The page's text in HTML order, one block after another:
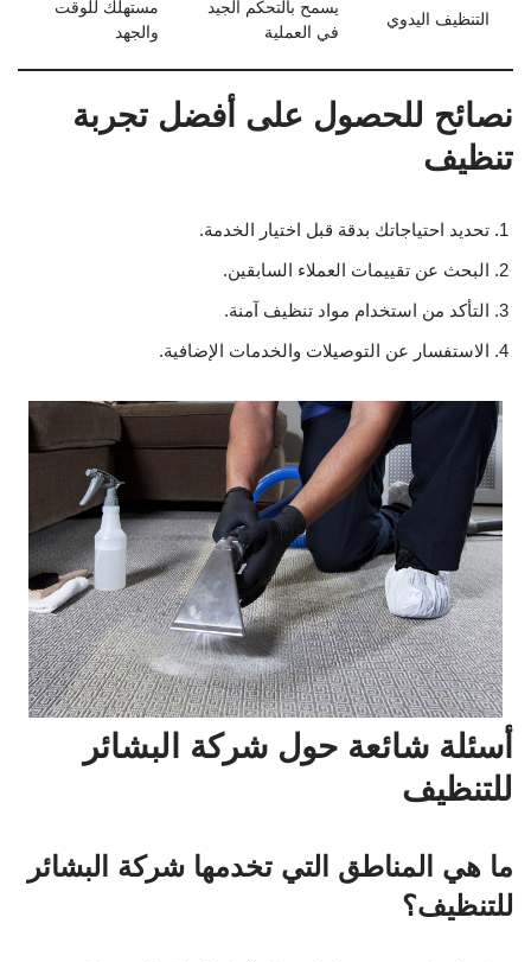
التنظيف اليدوي
يسمح بالتحكم الجيد
في العملية
مستهلك للوقت
والجهد
نصائح للحصول على أفضل تجربة
تنظيف
تحديد احتياجاتك بدقة قبل اختيار الخدمة.
البحث عن تقييمات العملاء السابقين.
التأكد من استخدام مواد تنظيف آمنة.
الاستفسار عن التوصيلات والخدمات الإضافية.
أسئلة شائعة حول شركة البشائر
للتنظيف
ما هي المناطق التي تخدمها شركة البشائر
للتنظيف؟